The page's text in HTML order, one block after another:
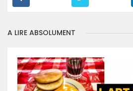
A LIRE ABSOLUMENT